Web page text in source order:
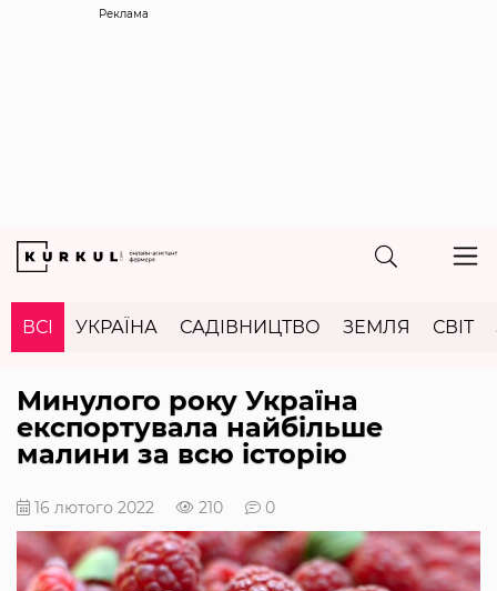
Реклама
ВСІ УКРАЇНА САДІВНИЦТВО ЗЕМЛЯ СВІТ
Минулого року Україна
експортувала найбільше
малини за всю історію
16 лютого 2022 210 0